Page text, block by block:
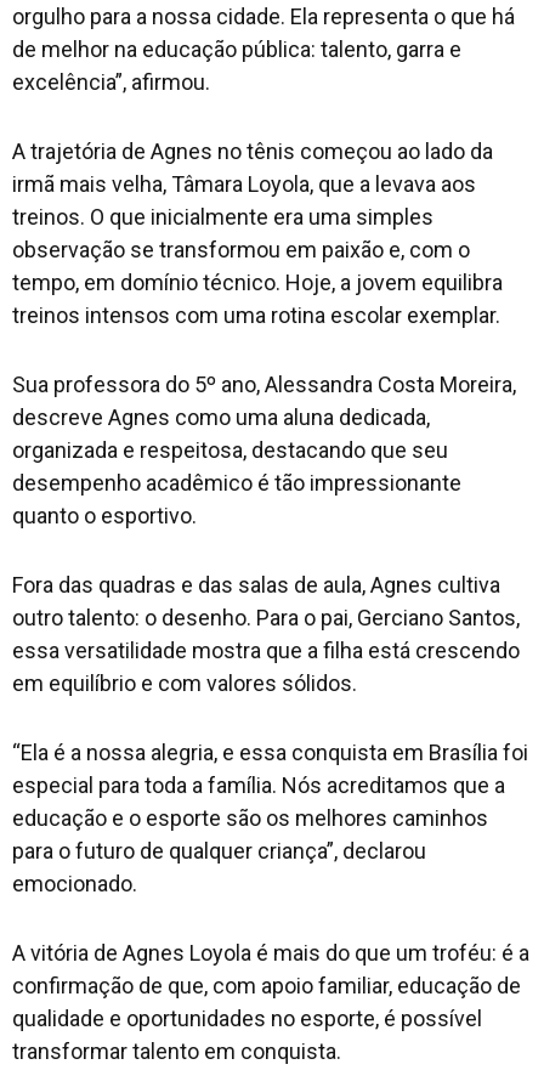
orgulho para a nossa cidade. Ela representa o que há
de melhor na educação pública: talento, garra e
excelência”, afirmou.
A trajetória de Agnes no tênis começou ao lado da
irmã mais velha, Tâmara Loyola, que a levava aos
treinos. O que inicialmente era uma simples
observação se transformou em paixão e, com o
tempo, em domínio técnico. Hoje, a jovem equilibra
treinos intensos com uma rotina escolar exemplar.
Sua professora do 5º ano, Alessandra Costa Moreira,
descreve Agnes como uma aluna dedicada,
organizada e respeitosa, destacando que seu
desempenho acadêmico é tão impressionante
quanto o esportivo.
Fora das quadras e das salas de aula, Agnes cultiva
outro talento: o desenho. Para o pai, Gerciano Santos,
essa versatilidade mostra que a filha está crescendo
em equilíbrio e com valores sólidos.
“Ela é a nossa alegria, e essa conquista em Brasília foi
especial para toda a família. Nós acreditamos que a
educação e o esporte são os melhores caminhos
para o futuro de qualquer criança”, declarou
emocionado.
A vitória de Agnes Loyola é mais do que um troféu: é a
confirmação de que, com apoio familiar, educação de
qualidade e oportunidades no esporte, é possível
transformar talento em conquista.